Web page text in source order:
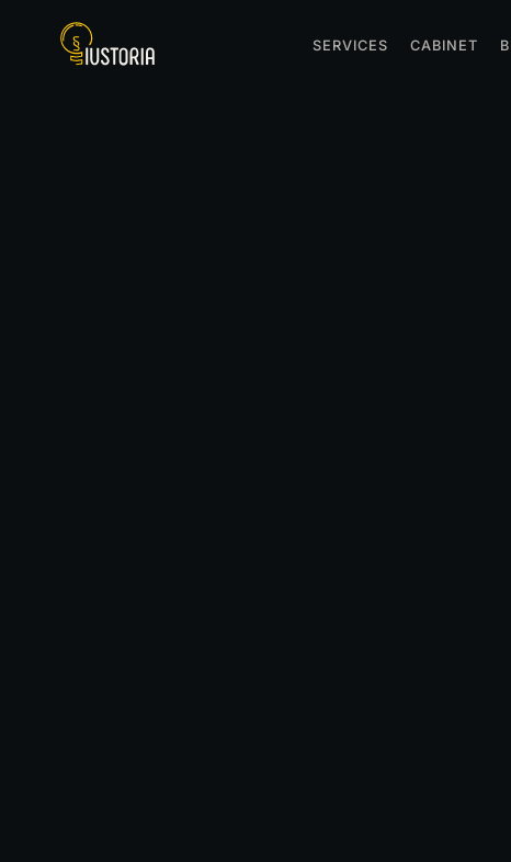
SERVICES CABINET